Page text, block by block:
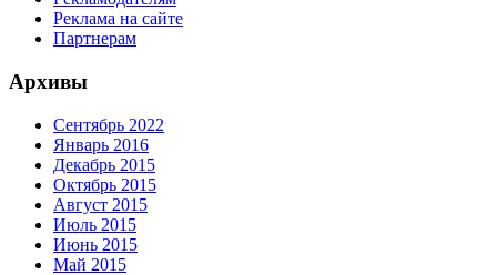
Реклама на сайте
Партнерам
Архивы
Сентябрь 2022
Январь 2016
Декабрь 2015
Октябрь 2015
Август 2015
Июль 2015
Июнь 2015
Май 2015